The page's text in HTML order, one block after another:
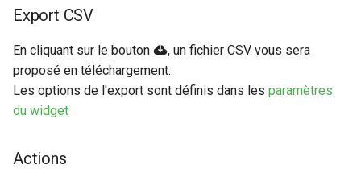
Export CSV
En cliquant sur le bouton
, un fichier CSV vous sera
proposé en téléchargement.
Les options de l'export sont définis dans les paramètres
du widget
Actions